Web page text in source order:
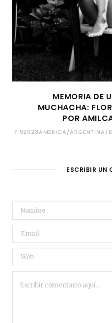
MEMORIA DE
MUCHACHA:
POR
7 92023AMERICA/ARGENTINA/
ESCRIBIR UN